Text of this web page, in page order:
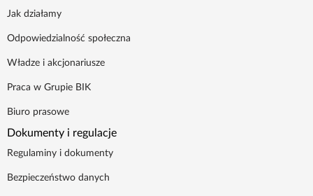
Jak działamy
Odpowiedzialność społeczna
Władze i akcjonariusze
Praca w Grupie BIK
Biuro prasowe
Dokumenty i regulacje
Regulaminy i dokumenty
Bezpieczeństwo danych